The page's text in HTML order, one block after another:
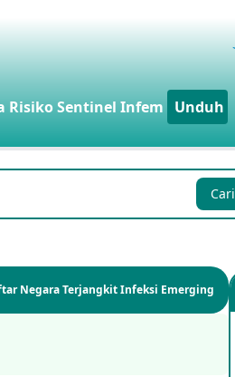
RisikoSentinel Infem Unduh
Cari
Negara Terjangkit Infeksi Emerging